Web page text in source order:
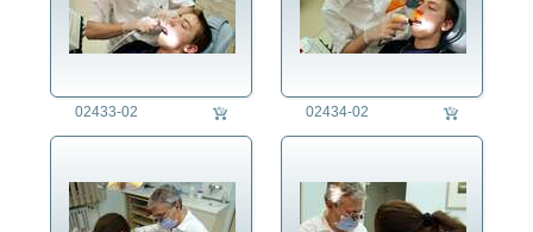
Länder
Landschaft
Lifestyle
Mensch
Natur
Philosophie
02433-02 02434-02